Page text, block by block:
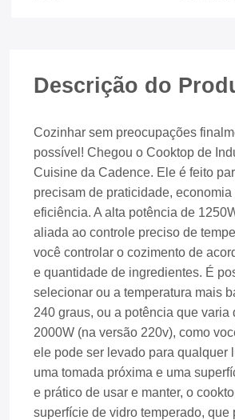
Descrição do
Cozinhar sem preocupações
possível! Chegou o Cooktop de
Cuisine da Cadence. Ele é feito
precisam de praticidade,
eficiência. A alta potência de
aliada ao controle preciso de
você controlar o cozimento de
e quantidade de ingredientes. É
selecionar ou a temperatura mais
240 graus, ou a potência que varia
2000W (na versão 220v), como
ele pode ser levado para qualquer
uma tomada próxima e uma
e prático de usar e manter, o
superfície de vidro temperado, que